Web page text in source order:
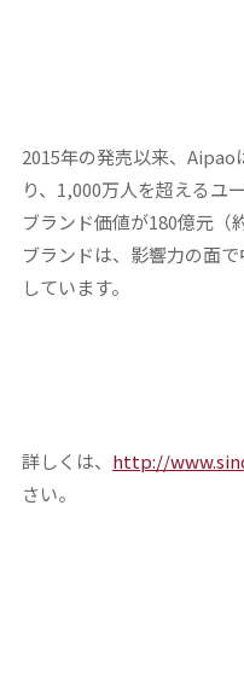
2015年の発売以来、
り、1,000万人を超えるユ
ブランド価値が180億元（
ブランドは、影響力の面
しています。
詳しくは、 http://
さい。